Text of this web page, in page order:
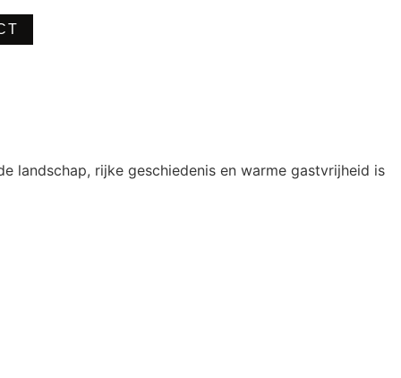
landschap, rijke geschiedenis en warme gastvrijheid is